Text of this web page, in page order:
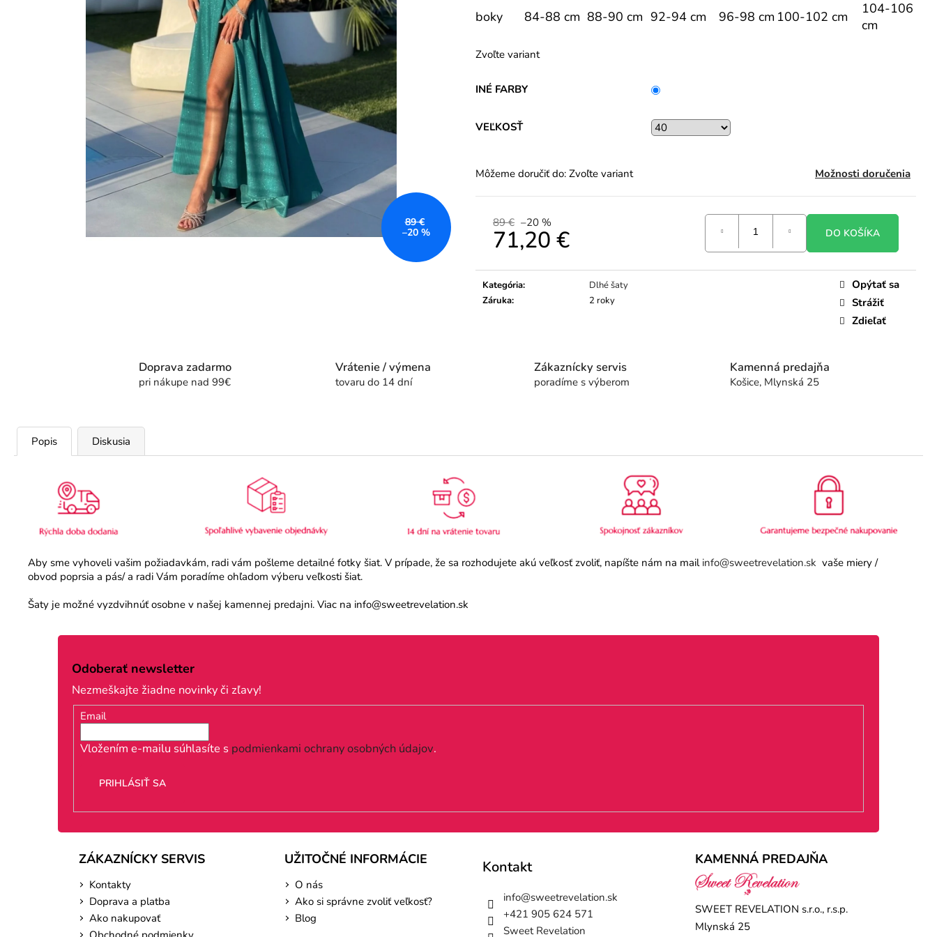
boky
84-88 cm 88-90 cm 92-94 cm 96-98 cm 100-102 cm
104-106
cm
INÉ FARBY
VEĽKOSŤ
Môžeme doručiť do: Zvoľte variant Možnosti doručenia
Zvoľte variant
89 € –20 %
71,20 €
cena:
DO KOŠÍKA
Kategória:
Dlhé šaty
Záruka: 2 roky
Opýtať sa
Strážiť
Zdieľať
89 €
–20 %
Doprava zadarmo
pri nákupe nad 99€
Vrátenie / výmena
tovaru do 14 dní
Zákaznícky servis
poradíme s výberom
Kamenná predajňa
Košice, Mlynská 25
Popis Diskusia
Aby sme vyhoveli vašim požiadavkám, radi vám pošleme detailné fotky šiat. V prípade, že sa rozhodujete akú veľkosť zvoliť, napíšte nám na mail info@sweetrevelation.sk vaše miery /
obvod poprsia a pás/ a radi Vám poradíme ohľadom výberu veľkosti šiat.
Šaty je možné vyzdvihnúť osobne v našej kamennej predajni. Viac na info@sweetrevelation.sk
Odoberať newsletter
Nezmeškajte žiadne novinky či zľavy!
Email
Vložením e-mailu súhlasíte s podmienkami ochrany osobných údajov.
PRIHLÁSIŤ SA
ZÁKAZNÍCKY SERVIS
Kontakty
Doprava a platba
Ako nakupovať
UŽITOČNÉ INFORMÁCIE
O nás
Ako si správne zvoliť veľkosť?
Blog
Kontakt
info@sweetrevelation.sk
+421 905 624 571
Sweet Revelation
KAMENNÁ PREDAJŇA
SWEET REVELATION s.r.o., r.s.p.
Mlynská 25